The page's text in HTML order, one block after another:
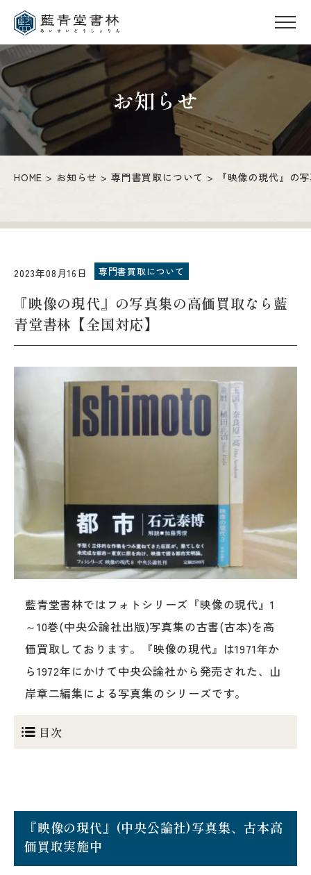
お知らせ
HOME お知らせ 専門書買取について 『映像の現代』の
2023年08月16日 専門書買取について
『映像の現代』の写真集の高価買取なら藍
青堂書林【全国対応】
藍青堂書林ではフォトシリーズ『映像の現代』1
～10巻(中央公論社出版)写真集の古書(古本)を高
価買取しております。『映像の現代』は1971年か
ら1972年にかけて中央公論社から発売された、山
岸章二編集による写真集のシリーズです。
目次
『映像の現代』(中央公論社)写真集、古本高
価買取実施中